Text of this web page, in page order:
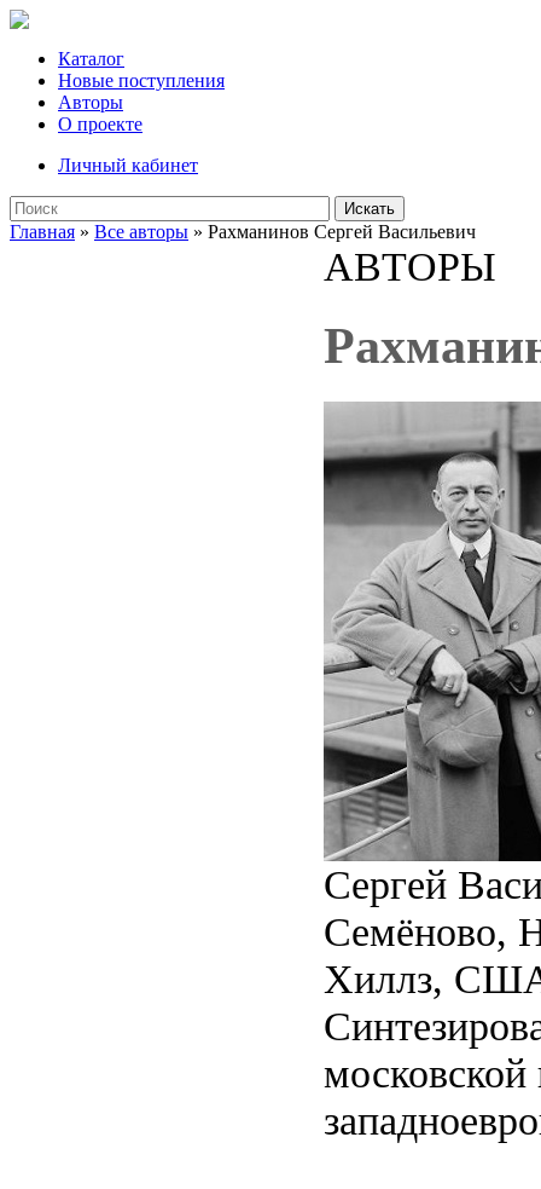
Каталог
Новые поступления
Авторы
О проекте
Личный кабинет
Искать
Главная » Все авторы » Рахманинов Сергей Васильевич
АВТОРЫ
Сергей
Семёново,
Хиллз,